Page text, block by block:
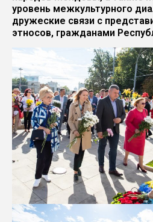
уровень межкультурного
дружеские связи с
этносов, гражданами